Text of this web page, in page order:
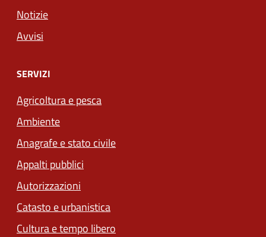
Notizie
Avvisi
SERVIZI
Agricoltura e pesca
Ambiente
Anagrafe e stato civile
Appalti pubblici
Autorizzazioni
Catasto e urbanistica
Cultura e tempo libero